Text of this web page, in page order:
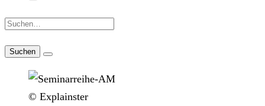
Suche:
© Explainster